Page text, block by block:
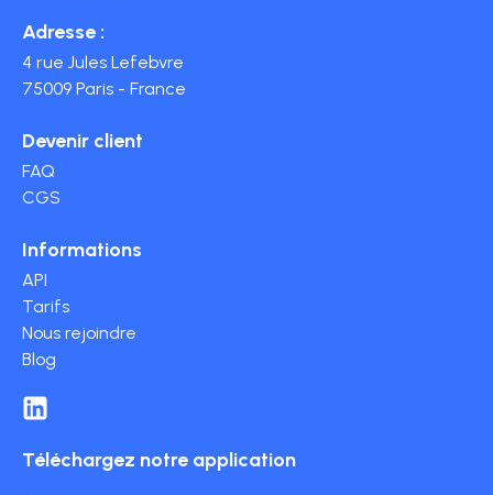
Adresse :
4 rue Jules Lefebvre
75009 Paris - France
Devenir client
FAQ
CGS
Informations
API
Tarifs
Nous rejoindre
Blog
Téléchargez notre application